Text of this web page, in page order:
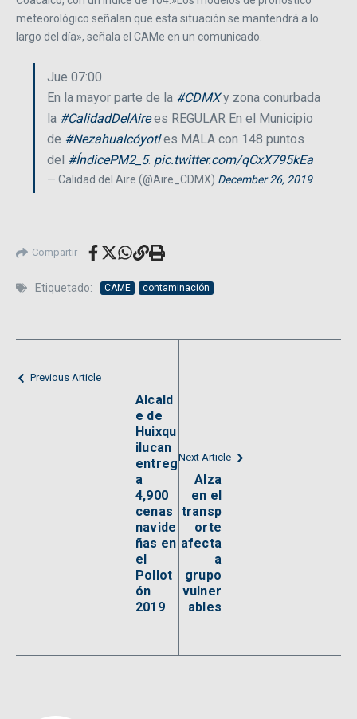
meteorológico señalan que esta situación se mantendrá a lo
largo del día», señala el CAMe en un comunicado.
Jue 07:00
En la mayor parte de la #CDMXy zona conurbada
la #CalidadDelAirees REGULAR En el Municipio
de #Nezahualcóyotles MALA con 148 puntos
del #ÍndicePM2_5. pic.twitter.com/qCxX795kEa
— Calidad del Aire (@Aire_CDMX) December 26, 2019
Compartir
Etiquetado: CAME contaminación
Previous Article
Alcald
e de
Huixqu
ilucan
entreg
a
4,900
cenas
navide
ñas en
el
Pollot
ón
2019
Next Article
Alza
en el
transp
orte
afecta
a
grupo
vulner
ables